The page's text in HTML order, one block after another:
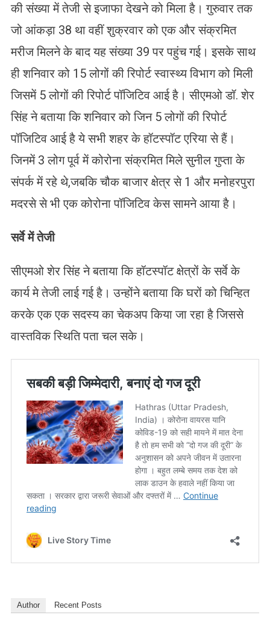
की संख्या में तेजी से इजाफा देखने को मिला है। गुरुवार तक
जो आंकड़ा 38 था वहीं शुक्रवार को एक और संक्रमित
मरीज मिलने के बाद यह संख्या 39 पर पहुंच गई। इसके साथ
ही शनिवार को 15 लोगों की रिपोर्ट स्वास्थ्य विभाग को मिली
जिसमें 5 लोगों की रिपोर्ट पॉजिटिव आई है। सीएमओ डॉ. शेर
सिंह ने बताया कि शनिवार को जिन 5 लोगों की रिपोर्ट
पॉजिटिव आई है ये सभी शहर के हॉटस्पॉट एरिया से हैं।
जिनमें 3 लोग पूर्व में कोरोना संक्रमित मिले सुनील गुप्ता के
संपर्क में रहे थे,जबकि चौक बाजार क्षेत्र से 1 और मनोहरपुरा
मदरसे से भी एक कोरोना पॉजिटिव केस सामने आया है।
सर्वे में तेजी
सीएमओ शेर सिंह ने बताया कि हॉटस्पॉट क्षेत्रों के सर्वे के
कार्य मे तेजी लाई गई है। उन्होंने बताया कि घरों को चिन्हित
करके एक एक सदस्य का चेकअप किया जा रहा है जिससे
वास्तविक स्थिति पता चल सके।
Author Recent Posts